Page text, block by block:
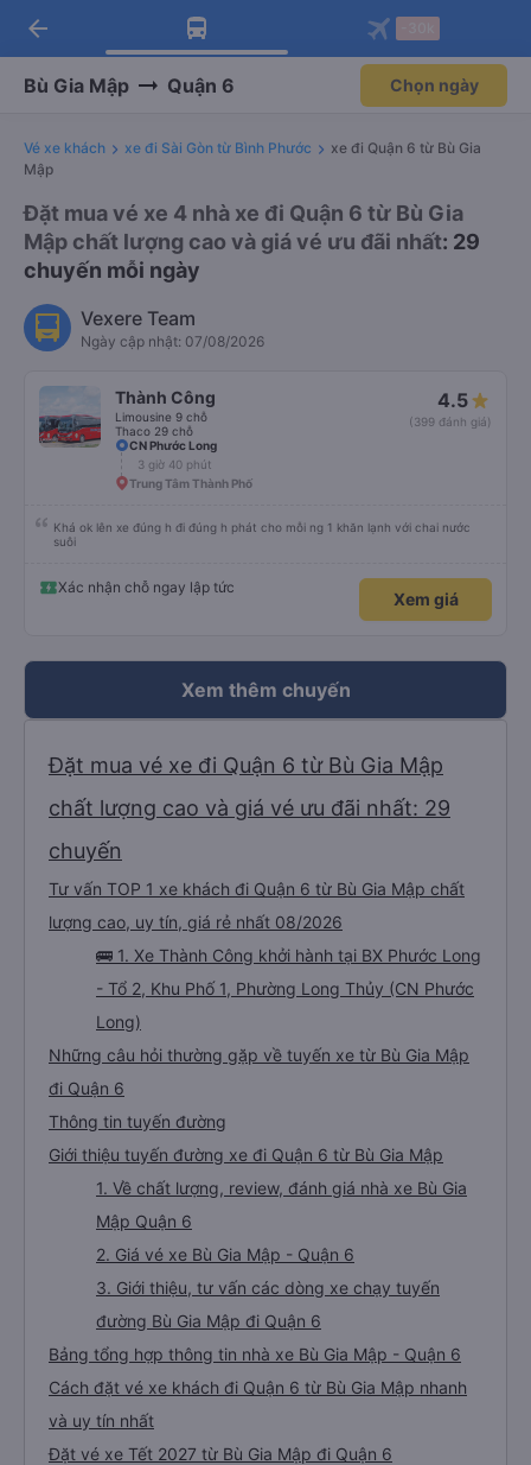
Tải app Vexere ngay!
Nhận ưu đãi thành viên độc
Mở app
Tải app Vexere
-30k/ghế khi đặt vé máy bay qua
Mở app
arrow_back
Bù Gia Mập Quận 6 Chọn ngày
Vé xe khách xe đi Sài Gòn từ Bình Phước
xe đi Quận 6 từ Bù Gia
Mập
Đặt mua vé xe 4 nhà xe đi Quận 6 từ Bù Gia
Mập chất lượng cao và giá vé ưu đãi nhất: 29
chuyến mỗi ngày
Vexere Team
Ngày cập nhật: 07/08/2026
Thành Công
Limousine 9 chỗ
Thaco 29 chỗ
4.5
(399 đánh giá)
CN Phước Long
3 giờ 40 phút
Trung Tâm Thành Phố
Khá ok lên xe đúng h đi đúng h phát cho mỗi ng 1 khăn lạnh với chai nước
suôi
Xác nhận chỗ ngay lập tức
Xem giá
Xem thêm chuyến
Đặt mua vé xe đi Quận 6 từ Bù Gia Mập
chất lượng cao và giá vé ưu đãi nhất: 29
chuyến
Tư vấn TOP 1 xe khách đi Quận 6 từ Bù Gia Mập chất
lượng cao, uy tín, giá rẻ nhất 08/2026
🚌 1. Xe Thành Công khởi hành tại BX Phước Long
- Tổ 2, Khu Phố 1, Phường Long Thủy (CN Phước
Long)
Những câu hỏi thường gặp về tuyến xe từ Bù Gia Mập
đi Quận 6
Thông tin tuyến đường
Giới thiệu tuyến đường xe đi Quận 6 từ Bù Gia Mập
1. Về chất lượng, review, đánh giá nhà xe Bù Gia
Mập Quận 6
2. Giá vé xe Bù Gia Mập - Quận 6
3. Giới thiệu, tư vấn các dòng xe chạy tuyến
đường Bù Gia Mập đi Quận 6
Bảng tổng hợp thông tin nhà xe Bù Gia Mập - Quận 6
Cách đặt vé xe khách đi Quận 6 từ Bù Gia Mập nhanh
và uy tín nhất
Đặt vé xe Tết 2027 từ Bù Gia Mập đi Quận 6